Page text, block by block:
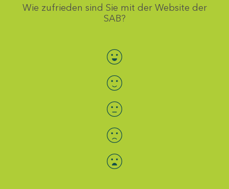
Wie zufrieden sind Sie mit der Website der
SAB?
Bewertung auswählen